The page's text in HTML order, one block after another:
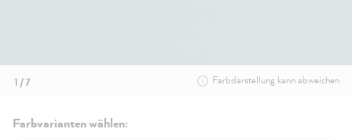
1 / 7 Farbdarstellung kann abweichen
Farbvarianten wählen: